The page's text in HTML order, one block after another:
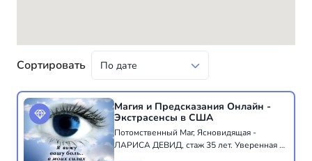
Сортировать
Магия и Предсказания Онлайн -
Экстрасенсы в США
Потомственный Маг, Ясновидящая -
ЛАРИСА ДЕВИД, стаж 35 лет. Уверенная в